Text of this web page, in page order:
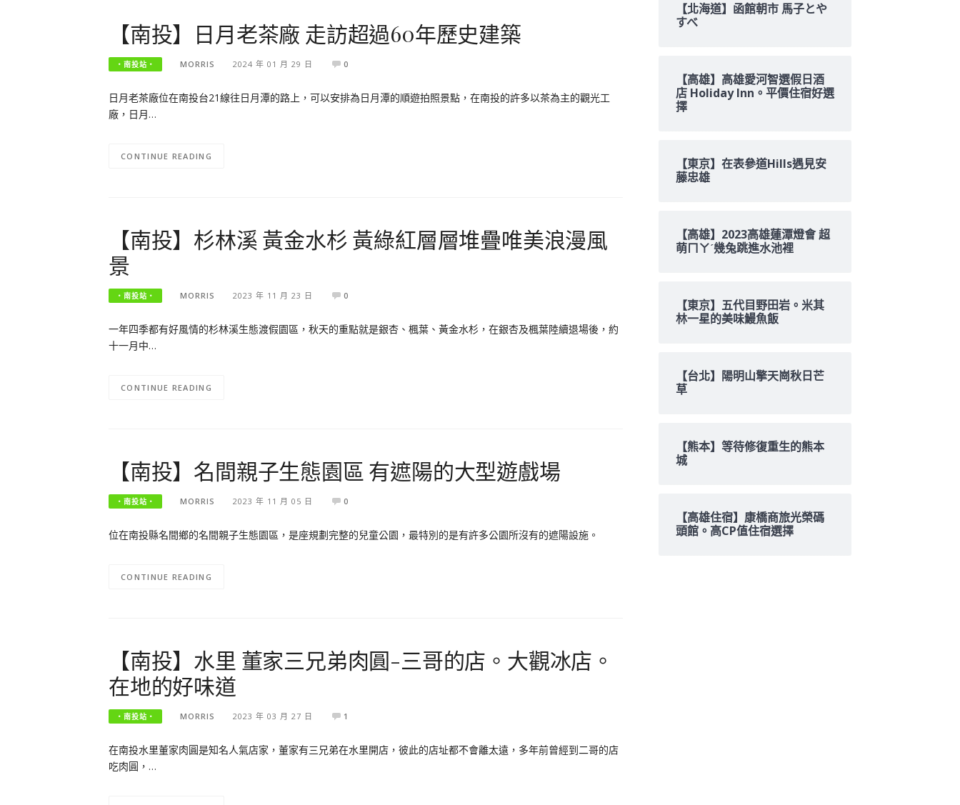
【南投】日月老茶廠 走訪超過60年歷史建築
‧南投站‧ MORRIS 2024 年 01 月 29 日 0
日月老茶廠位在南投台21線往日月潭的路上，可以安排為日月潭的順遊拍照景點，在南投的許多以茶為主的觀光工
廠，日月…
CONTINUE READING
【南投】杉林溪 黃金水杉 黃綠紅層層堆疊唯美浪漫風
景
‧南投站‧ MORRIS 2023 年 11 月 23 日 0
一年四季都有好風情的杉林溪生態渡假園區，秋天的重點就是銀杏、楓葉、黃金水杉，在銀杏及楓葉陸續退場後，約
十一月中…
CONTINUE READING
【南投】名間親子生態園區 有遮陽的大型遊戲場
‧南投站‧ MORRIS 2023 年 11 月 05 日 0
位在南投縣名間鄉的名間親子生態園區，是座規劃完整的兒童公園，最特別的是有許多公園所沒有的遮陽設施。
CONTINUE READING
【南投】水里 董家三兄弟肉圓-三哥的店。大觀冰店。
在地的好味道
‧南投站‧ MORRIS 2023 年 03 月 27 日 1
在南投水里董家肉圓是知名人氣店家，董家有三兄弟在水里開店，彼此的店址都不會離太遠，多年前曾經到二哥的店
吃肉圓，…
【北海道】函館朝市 馬子とや
すべ
【高雄】高雄愛河智選假日酒
店 Holiday Inn。平價住宿好選
擇
【東京】在表參道Hills遇見安
藤忠雄
【高雄】2023高雄蓮潭燈會 超
萌ㄇㄚˊ幾兔跳進水池裡
【東京】五代目野田岩。米其
林一星的美味鰻魚飯
【台北】陽明山擎天崗秋日芒
草
【熊本】等待修復重生的熊本
城
【高雄住宿】康橋商旅光榮碼
頭館。高CP值住宿選擇